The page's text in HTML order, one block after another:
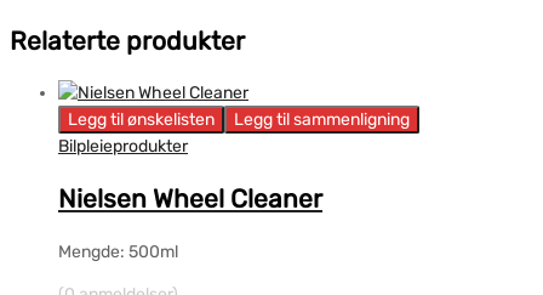
Relaterte produkter
Legg til ønskelisten
Legg til sammenligning
Bilpleieprodukter
Nielsen Wheel Cleaner
Mengde: 500ml